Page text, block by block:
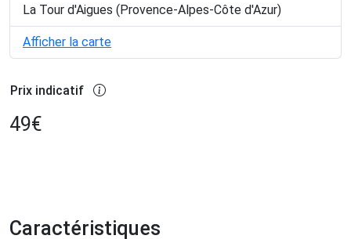
La Tour d'Aigues (Provence-Alpes-Côte d'Azur)
Afficher la carte
Prix indicatif
49€
Caractéristiques